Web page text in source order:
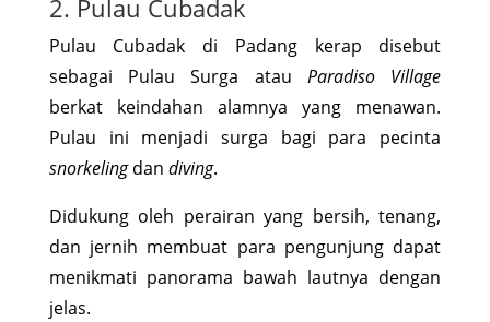
2. Pulau Cubadak
Pulau Cubadak di Padang kerap disebut
sebagai Pulau Surga atau Paradiso Village
berkat keindahan alamnya yang menawan.
Pulau ini menjadi surga bagi para pecinta
snorkelingdan diving.
Didukung oleh perairan yang bersih, tenang,
dan jernih membuat para pengunjung dapat
menikmati panorama bawah lautnya dengan
jelas.